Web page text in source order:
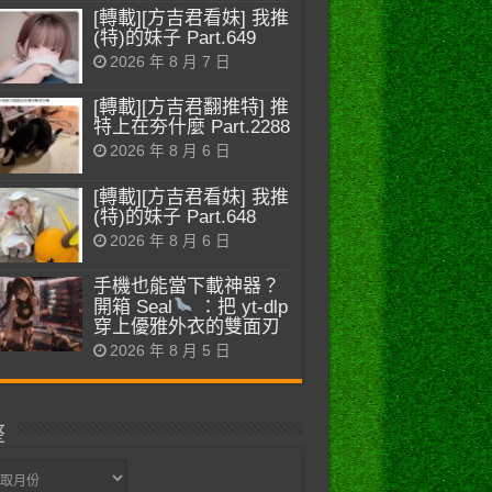
[轉載][方吉君看妹] 我推
(特)的妹子 Part.649
2026 年 8 月 7 日
[轉載][方吉君翻推特] 推
特上在夯什麼 Part.2288
2026 年 8 月 6 日
[轉載][方吉君看妹] 我推
(特)的妹子 Part.648
2026 年 8 月 6 日
手機也能當下載神器？
開箱 Seal
：把 yt-dlp
穿上優雅外衣的雙面刃
2026 年 8 月 5 日